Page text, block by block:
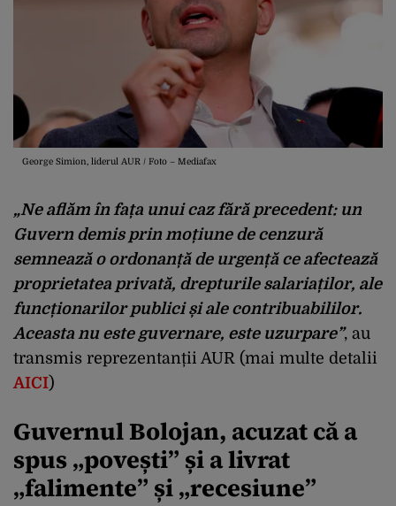
George Simion, liderul AUR / Foto – Mediafax
„Ne aflăm în fața unui caz fără precedent: un
Guvern demis prin moțiune de cenzură
semnează o ordonanță de urgență ce afectează
proprietatea privată, drepturile salariaților, ale
funcționarilor publici și ale contribuabililor.
Aceasta nu este guvernare, este uzurpare”, au
transmis reprezentanții AUR (mai multe detalii
AICI)
Guvernul Bolojan, acuzat că a
spus „povești” și a livrat
„falimente” și „recesiune”